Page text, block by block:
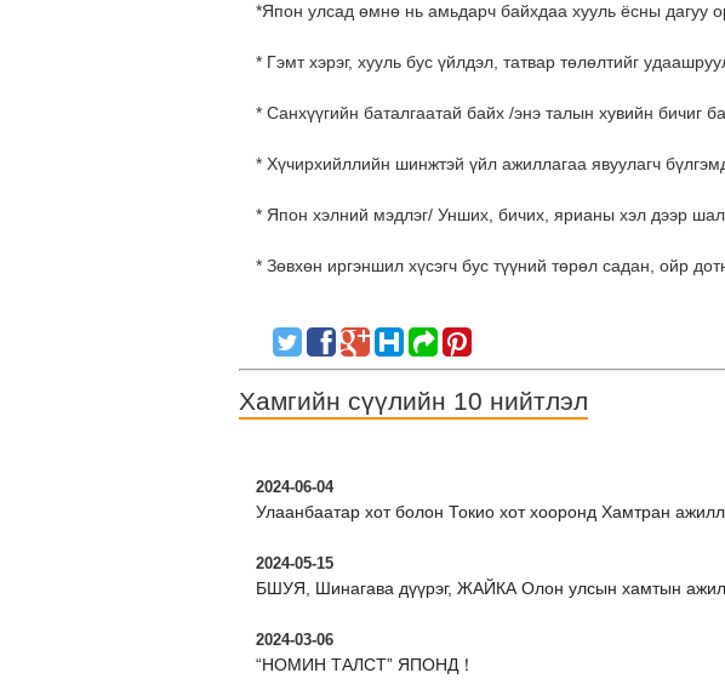
*Япон улсад өмнө нь амьдарч байхдаа хууль ёсны дагуу
* Гэмт хэрэг, хууль бус үйлдэл, татвар төлөлтийг
* Санхүүгийн баталгаатай байх /энэ талын хувийн бичиг
* Хүчирхийллийн шинжтэй үйл ажиллагаа явуулагч
* Япон хэлний мэдлэг/ Унших, бичих, ярианы хэл дээр
* Зөвхөн иргэншил хүсэгч бус түүний төрөл садан, ойр
Хамгийн сүүлийн 10 нийтлэл
2024-06-04
Улаанбаатар хот болон Токио хот хооронд Хамтран
2024-05-15
БШУЯ, Шинагава дүүрэг, ЖАЙКА Олон улсын хамтын
2024-03-06
“НОМИН ТАЛСТ” ЯПОНД！